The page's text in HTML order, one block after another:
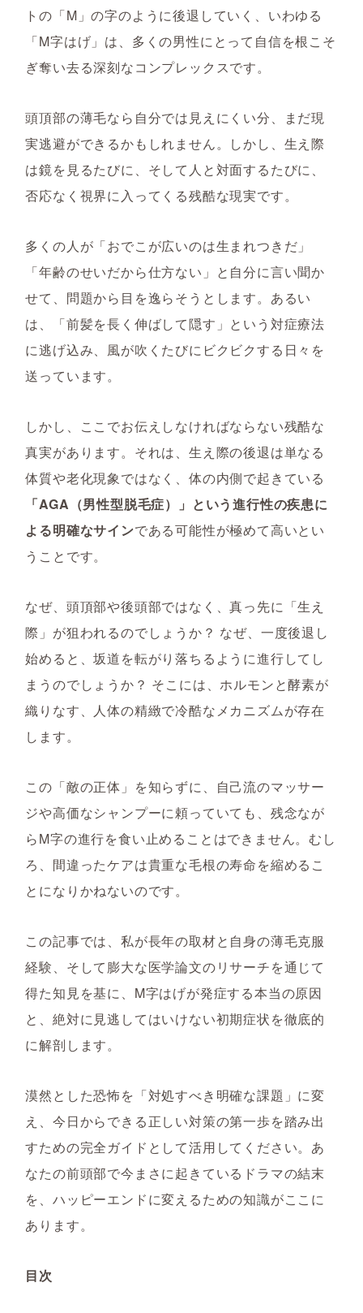
トの「M」の字のように後退していく、いわゆる
「M字はげ」は、多くの男性にとって自信を根こそ
ぎ奪い去る深刻なコンプレックスです。
頭頂部の薄毛なら自分では見えにくい分、まだ現
実逃避ができるかもしれません。しかし、生え際
は鏡を見るたびに、そして人と対面するたびに、
否応なく視界に入ってくる残酷な現実です。
多くの人が「おでこが広いのは生まれつきだ」
「年齢のせいだから仕方ない」と自分に言い聞か
せて、問題から目を逸らそうとします。あるい
は、「前髪を長く伸ばして隠す」という対症療法
に逃げ込み、風が吹くたびにビクビクする日々を
送っています。
しかし、ここでお伝えしなければならない残酷な
真実があります。それは、生え際の後退は単なる
体質や老化現象ではなく、体の内側で起きている
「AGA（男性型脱毛症）」という進行性の疾患に
よる明確なサインである可能性が極めて高いとい
うことです。
なぜ、頭頂部や後頭部ではなく、真っ先に「生え
際」が狙われるのでしょうか？ なぜ、一度後退し
始めると、坂道を転がり落ちるように進行してし
まうのでしょうか？ そこには、ホルモンと酵素が
織りなす、人体の精緻で冷酷なメカニズムが存在
します。
この「敵の正体」を知らずに、自己流のマッサー
ジや高価なシャンプーに頼っていても、残念なが
らM字の進行を食い止めることはできません。むし
ろ、間違ったケアは貴重な毛根の寿命を縮めるこ
とになりかねないのです。
この記事では、私が長年の取材と自身の薄毛克服
経験、そして膨大な医学論文のリサーチを通じて
得た知見を基に、M字はげが発症する本当の原因
と、絶対に見逃してはいけない初期症状を徹底的
に解剖します。
漠然とした恐怖を「対処すべき明確な課題」に変
え、今日からできる正しい対策の第一歩を踏み出
すための完全ガイドとして活用してください。あ
なたの前頭部で今まさに起きているドラマの結末
を、ハッピーエンドに変えるための知識がここに
あります。
目次